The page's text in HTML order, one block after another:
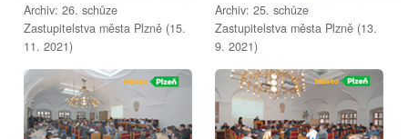
Archiv: 26. schůze
Zastupitelstva města Plzně (15.
11. 2021)
Archiv: 25. schůze
Zastupitelstva města Plzně (13.
9. 2021)